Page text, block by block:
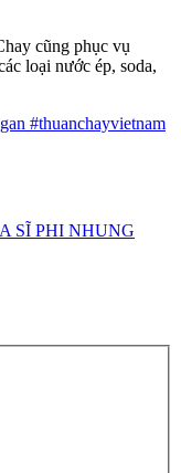
cũng phục vụ
loại nước ép, soda,
#thuanchayvietnam
SĨ PHI NHUNG